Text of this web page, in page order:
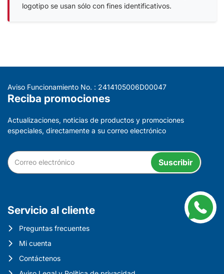
logotipo se usan sólo con fines identificativos.
Aviso Funcionamiento No. : 2414105006D00047
Reciba promociones
Actualizaciones, noticias de productos y promociones
especiales, directamente a su correo electrónico
Suscribir
Servicio al cliente
Preguntas frecuentes
Mi cuenta
Contáctenos